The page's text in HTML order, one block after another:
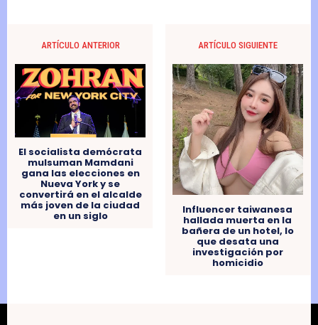
ARTÍCULO ANTERIOR
El socialista demócrata
mulsuman Mamdani
gana las elecciones en
Nueva York y se
convertirá en el alcalde
más joven de la ciudad
en un siglo
ARTÍCULO SIGUIENTE
Influencer taiwanesa
hallada muerta en la
bañera de un hotel, lo
que desata una
investigación por
homicidio